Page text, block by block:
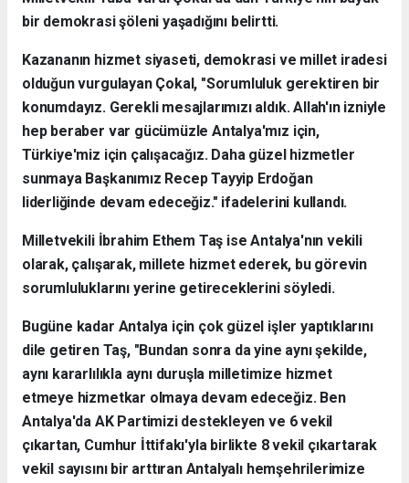
bir demokrasi şöleni yaşadığını belirtti.
Kazananın hizmet siyaseti, demokrasi ve millet iradesi
olduğun vurgulayan Çokal, "Sorumluluk gerektiren bir
konumdayız. Gerekli mesajlarımızı aldık. Allah'ın izniyle
hep beraber var gücümüzle Antalya'mız için,
Türkiye'miz için çalışacağız. Daha güzel hizmetler
sunmaya Başkanımız Recep Tayyip Erdoğan
liderliğinde devam edeceğiz." ifadelerini kullandı.
Milletvekili İbrahim Ethem Taş ise Antalya'nın vekili
olarak, çalışarak, millete hizmet ederek, bu görevin
sorumluluklarını yerine getireceklerini söyledi.
Bugüne kadar Antalya için çok güzel işler yaptıklarını
dile getiren Taş, "Bundan sonra da yine aynı şekilde,
aynı kararlılıkla aynı duruşla milletimize hizmet
etmeye hizmetkar olmaya devam edeceğiz. Ben
Antalya'da AK Partimizi destekleyen ve 6 vekil
çıkartan, Cumhur İttifakı'yla birlikte 8 vekil çıkartarak
vekil sayısını bir arttıran Antalyalı hemşehrilerimize